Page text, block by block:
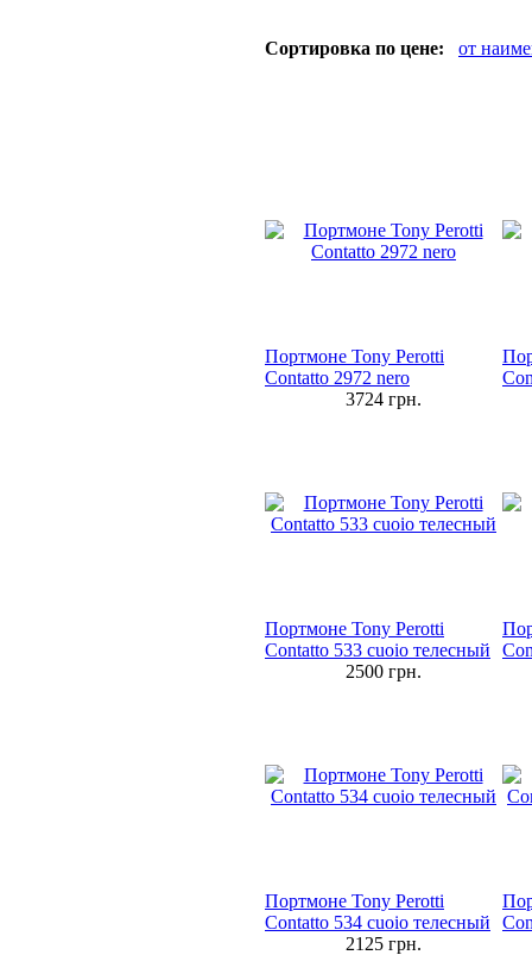
Сортировка по цене: от
Портмоне Tony Perotti
Contatto 2972 nero
3724 грн.
Портмоне Tony Perotti
Contatto 533 cuoio телесный
2500 грн.
Портмоне Tony Perotti
Contatto 534 cuoio телесный
2125 грн.